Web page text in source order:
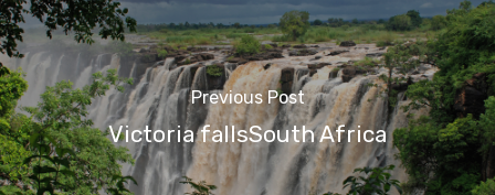
Previous Post
Victoria fallsSouth Africa